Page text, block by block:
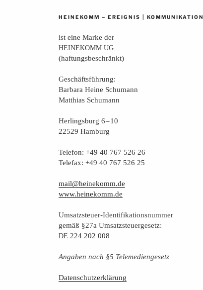
HEINEKOMM – EREIGNIS KOMMUNIKATION
ist eine Mar­ke der
HEINEKOMM UG
(haf­tungs­be­schränkt)
Geschäfts­füh­rung:
Bar­ba­ra Hei­ne Schumann
Mat­thi­as Schumann
Her­lings­burg 6 – 10
22529 Hamburg
Tele­fon: +49 40 767 526 26
Tele­fax: +49 40 767 526 25
mail@heinekomm.de
www.heinekomm.de
Umsatz­steu­er-Iden­ti­fi­ka­ti­ons­num­mer
gemäß §27a Umsatzsteuergesetz:
DE 224 202 008
Anga­ben nach §5 Telemediengesetz
Daten­schutz­er­klä­rung